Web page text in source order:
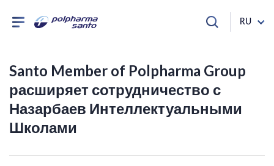
RU
Santo Member of Polpharma Group
расширяет сотрудничество с
Назарбаев Интеллектуальными
Школами